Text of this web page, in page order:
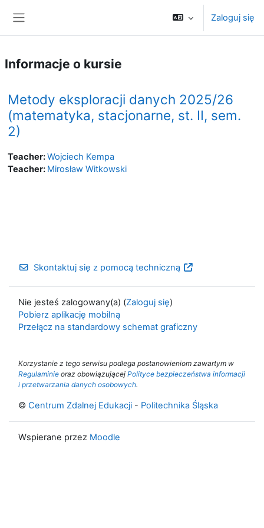
Zaloguj się
Informacje o kursie
Metody eksploracji danych 2025/26
(matematyka, stacjonarne, st. II, sem.
2)
Teacher:Wojciech Kempa
Teacher: Mirosław Witkowski
Skontaktuj się z pomocą techniczną
Nie jesteś zalogowany(a) (Zaloguj się)
Pobierz aplikację mobilną
Przełącz na standardowy schemat graficzny
Korzystanie z tego serwisu podlega postanowieniom zawartym w
Regulaminie oraz obowiązującej Polityce bezpieczeństwa informacji
i przetwarzania danych osobowych.
© Centrum Zdalnej Edukacji - Politechnika Śląska
Wspierane przez Moodle